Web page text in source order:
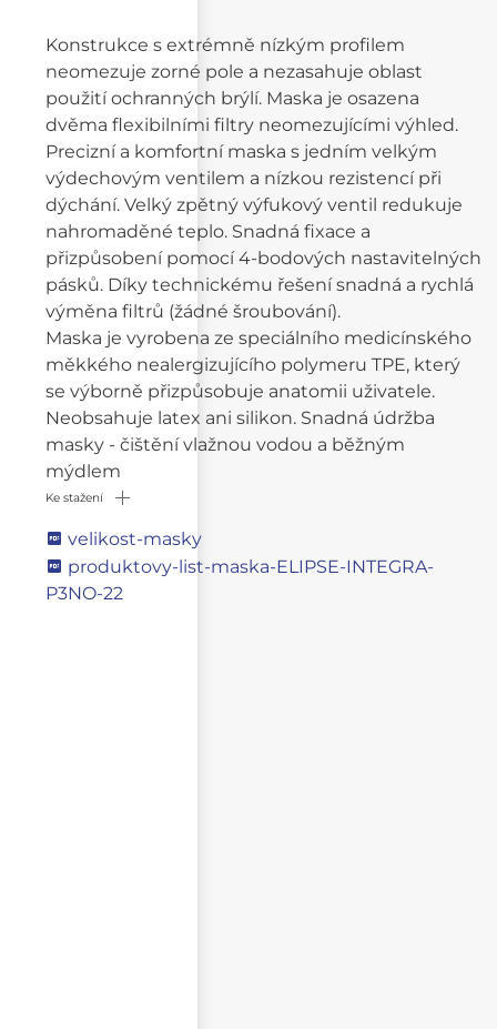
Konstrukce s extrémně nízkým profilem
neomezuje zorné pole a nezasahuje oblast
použití ochranných brýlí. Maska je osazena
dvěma flexibilními filtry neomezujícími výhled.
Precizní a komfortní maska s jedním velkým
výdechovým ventilem a nízkou rezistencí při
dýchání. Velký zpětný výfukový ventil redukuje
nahromaděné teplo. Snadná fixace a
přizpůsobení pomocí 4-bodových nastavitelných
pásků. Díky technickému řešení snadná a rychlá
výměna filtrů (žádné šroubování).
Maska je vyrobena ze speciálního medicínského
měkkého nealergizujícího polymeru TPE, který
se výborně přizpůsobuje anatomii uživatele.
Neobsahuje latex ani silikon. Snadná údržba
masky - čištění vlažnou vodou a běžným
mýdlem
Ke stažení
velikost-masky
produktovy-list-maska-ELIPSE-INTEGRA-
P3NO-22